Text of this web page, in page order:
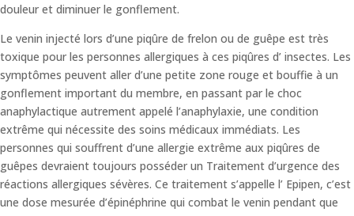
douleur et diminuer le gonflement.
Le venin injecté lors d’une piqûre de frelon ou de guêpe est très
toxique pour les personnes allergiques à ces piqûres d’ insectes. Les
symptômes peuvent aller d’une petite zone rouge et bouffie à un
gonflement important du membre, en passant par le choc
anaphylactique autrement appelé l’anaphylaxie, une condition
extrême qui nécessite des soins médicaux immédiats. Les
personnes qui souffrent d’une allergie extrême aux piqûres de
guêpes devraient toujours posséder un Traitement d’urgence des
réactions allergiques sévères. Ce traitement s’appelle l’ Epipen, c’est
une dose mesurée d’épinéphrine qui combat le venin pendant que